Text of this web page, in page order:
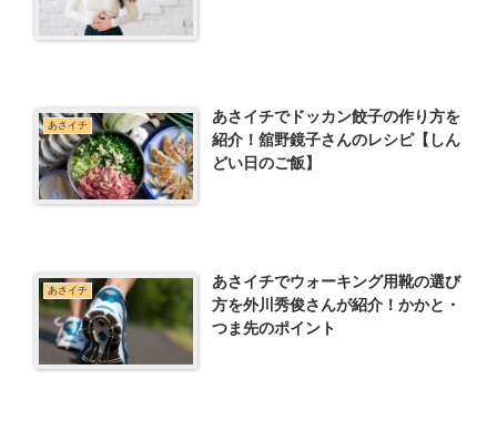
あさイチ
あさイチでドッカン餃子の作り方を
紹介！舘野鏡子さんのレシピ【しん
どい日のご飯】
あさイチ
あさイチでウォーキング用靴の選び
方を外川秀俊さんが紹介！かかと・
つま先のポイント